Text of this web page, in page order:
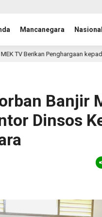
Mancanegara Nasional
kepada Kapolda Sultra melalui
Banjir
Dinsos